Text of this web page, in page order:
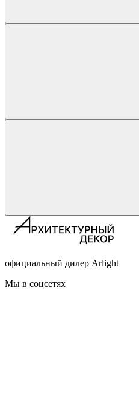
официальный дилер Arlight
Мы в соцсетях